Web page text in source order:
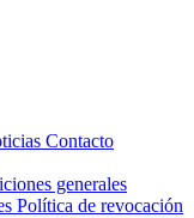
Contacto
generales
Política de revocación